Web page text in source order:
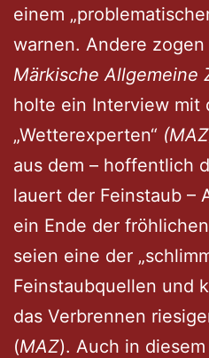
einem
warnen. Andere
Märkische Allgemeine
holte ein Interview mit
„Wetterexperten“
aus dem – hoffentlich
lauert der Feinstaub –
ein Ende der
seien eine der
Feinstaubquellen und
das Verbrennen
(MAZ). Auch in